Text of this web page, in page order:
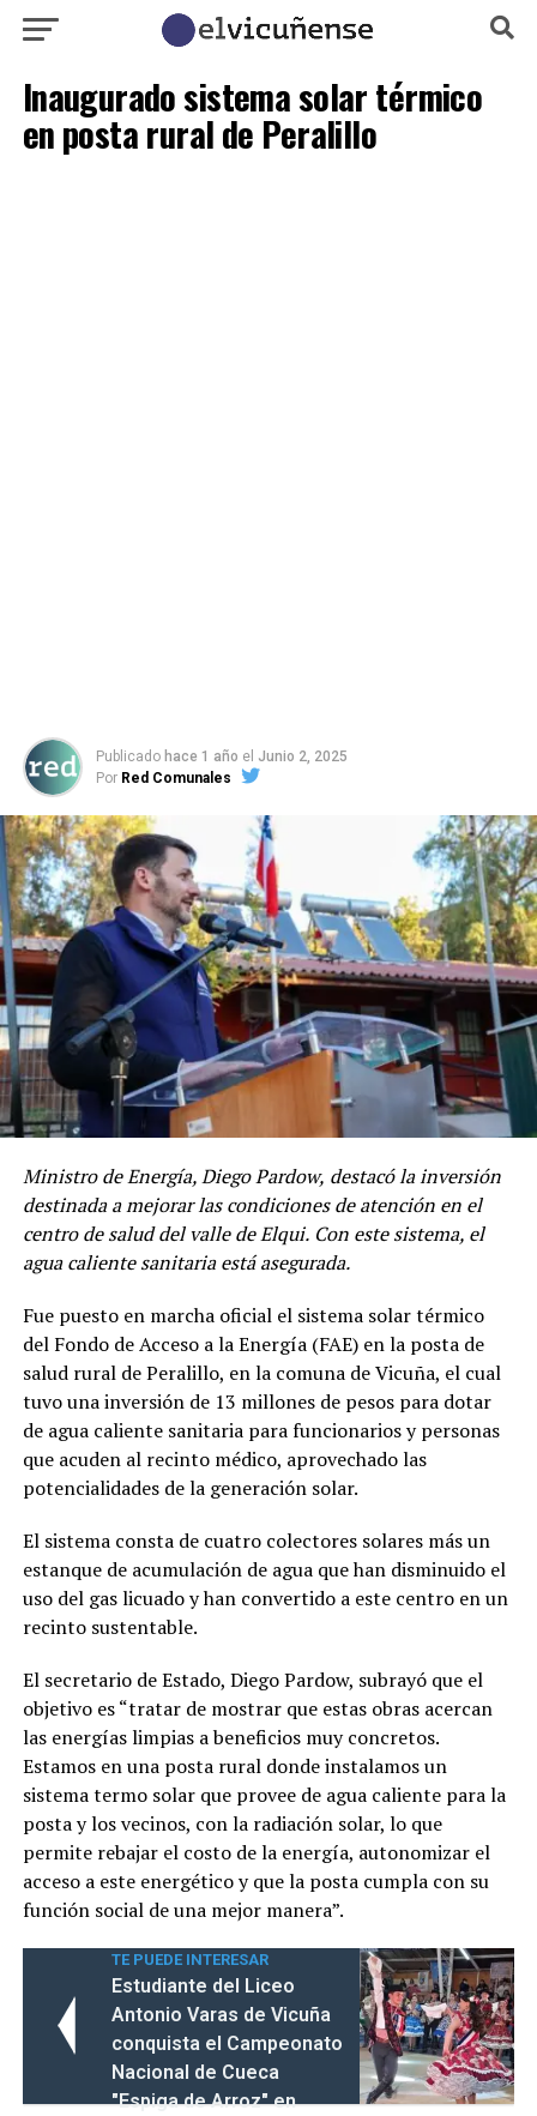
Inaugurado sistema solar térmico
en posta rural de Peralillo
Publicado hace 1 año el Junio 2, 2025
Por Red Comunales
Ministro de Energía, Diego Pardow, destacó la inversión
destinada a mejorar las condiciones de atención en el
centro de salud del valle de Elqui. Con este sistema, el
agua caliente sanitaria está asegurada.
Fue puesto en marcha oficial el sistema solar térmico
del Fondo de Acceso a la Energía (FAE) en la posta de
salud rural de Peralillo, en la comuna de Vicuña, el cual
tuvo una inversión de 13 millones de pesos para dotar
de agua caliente sanitaria para funcionarios y personas
que acuden al recinto médico, aprovechado las
potencialidades de la generación solar.
El sistema consta de cuatro colectores solares más un
estanque de acumulación de agua que han disminuido el
uso del gas licuado y han convertido a este centro en un
recinto sustentable.
El secretario de Estado, Diego Pardow, subrayó que el
objetivo es “tratar de mostrar que estas obras acercan
las energías limpias a beneficios muy concretos.
Estamos en una posta rural donde instalamos un
sistema termo solar que provee de agua caliente para la
posta y los vecinos, con la radiación solar, lo que
permite rebajar el costo de la energía, autonomizar el
acceso a este energético y que la posta cumpla con su
función social de una mejor manera”.
TE PUEDE INTERESAR
Estudiante del Liceo
Antonio Varas de Vicuña
conquista el Campeonato
Nacional de Cueca
"Espiga de Arroz" en